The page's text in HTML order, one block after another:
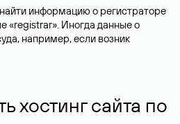
информацию о регистраторе
«registrar». Иногда данные о
например, если возник
хостинг сайта по